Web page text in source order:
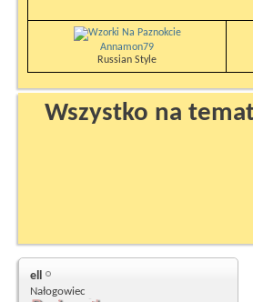
Annamon79
Russian Style
Wszystko na
ell
Nałogowiec